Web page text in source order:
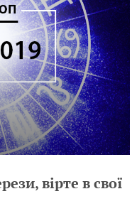
вірте в свої